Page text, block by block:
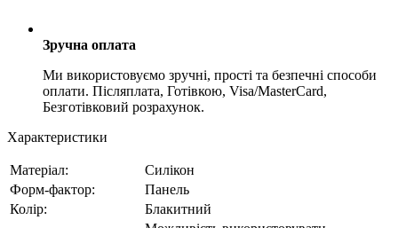
Зручна оплата
Ми використовуємо зручні, прості та безпечні способи
оплати. Післяплата, Готівкою, Visa/MasterCard,
Безготівковий розрахунок.
Характеристики
Матеріал:
Силікон
Форм-фактор:
Панель
Колір:
Блакитний